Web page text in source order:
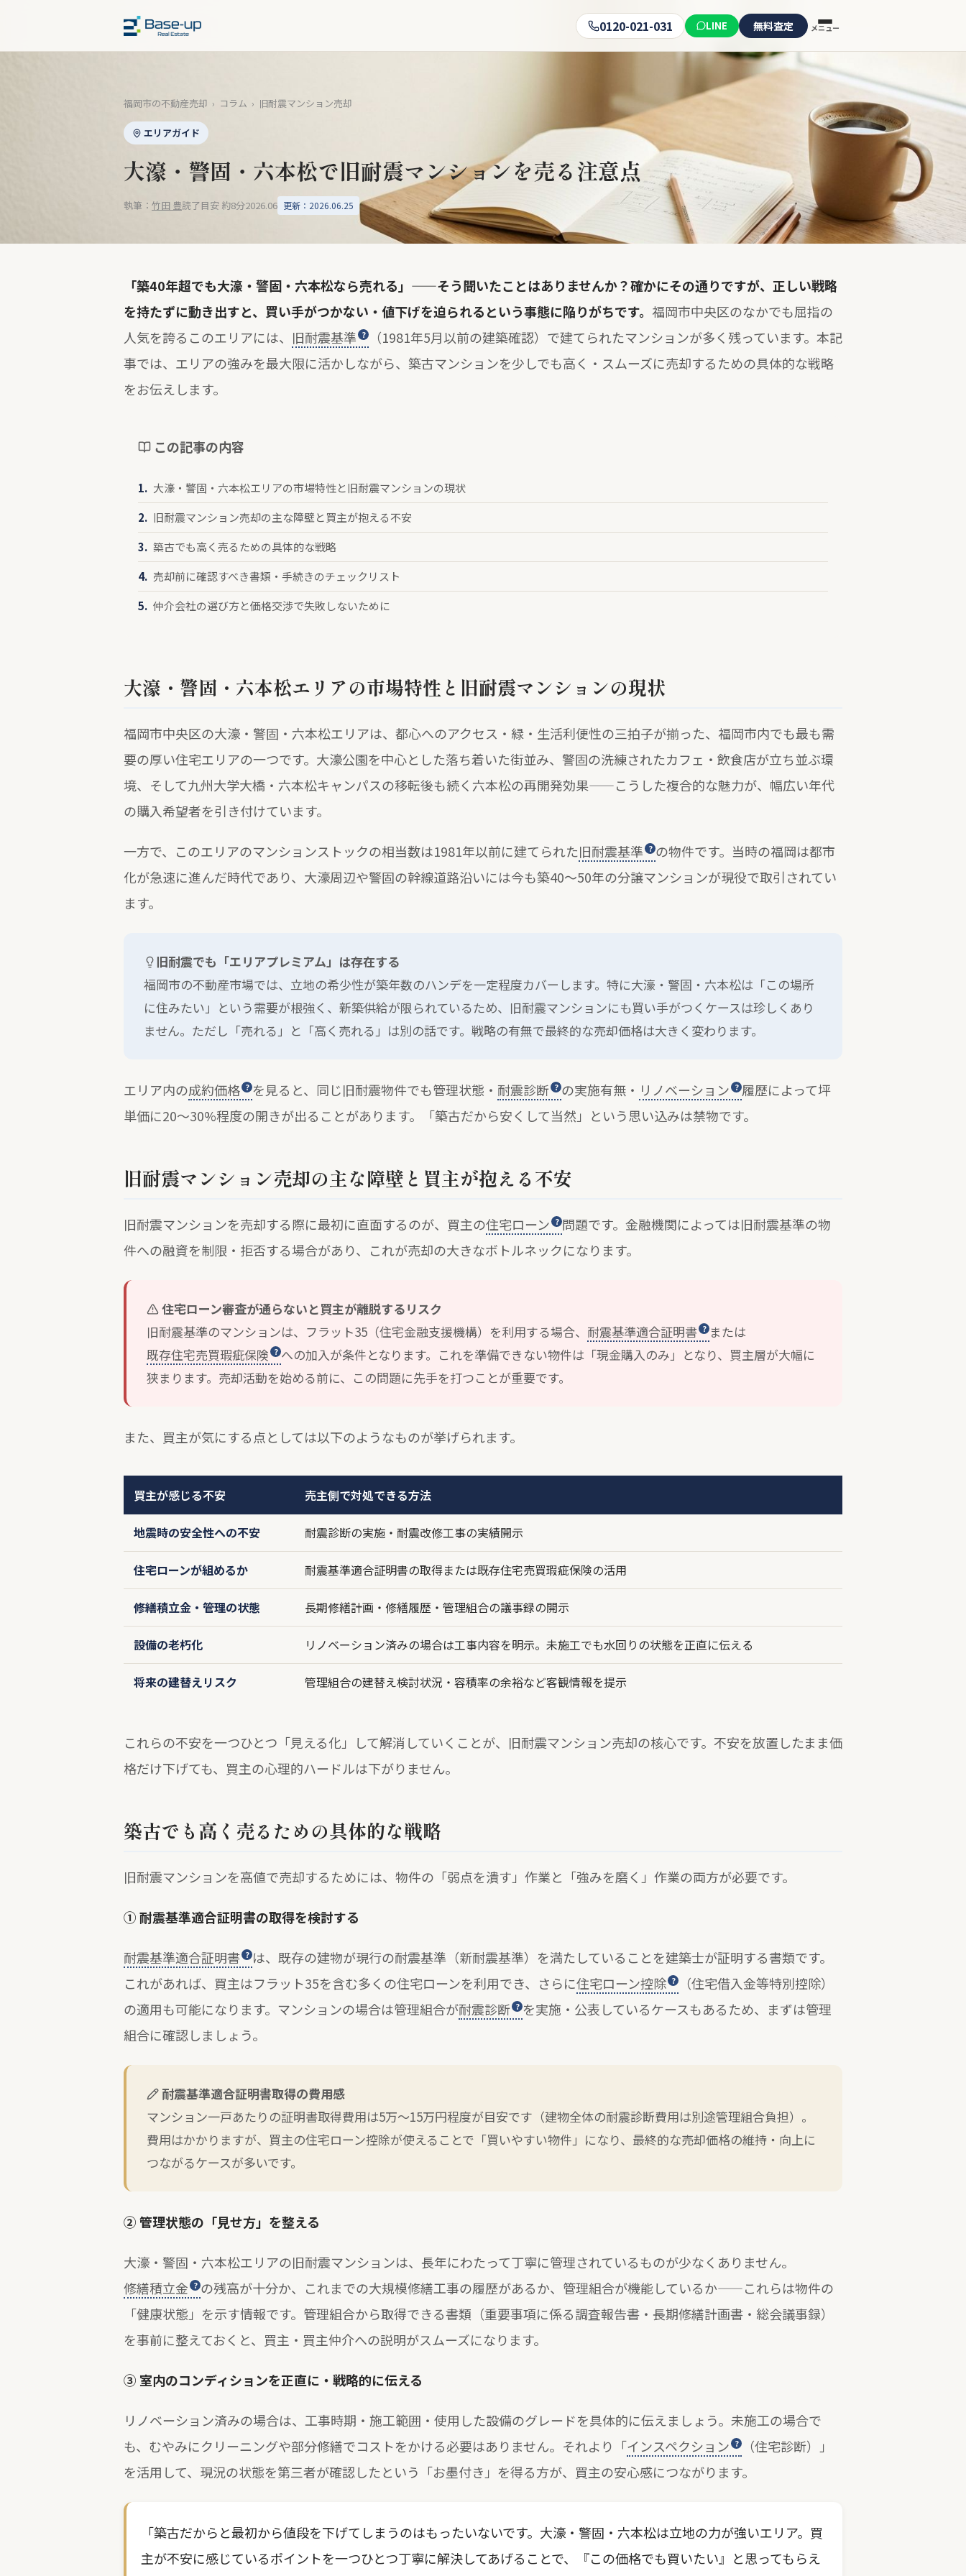
0120-021-031 LINE 無料査定 メニュー
福岡市の不動産売却 › コラム › 旧耐震マンション売却
エリアガイド
大濠・警固・六本松で旧耐震マンションを売る注意点
執筆： 竹田 豊読了目安 約8分2026.06 更新：2026.06.25
「築40年超でも大濠・警固・六本松なら売れる」——そう聞いたことはありませんか？確かにその通りですが、正しい戦略
を持たずに動き出すと、買い手がつかない・値下げを迫られるという事態に陥りがちです。 福岡市中央区のなかでも屈指の
人気を誇るこのエリアには、 旧耐震基準
（1981年5月以前の建築確認）で建てられたマンションが多く残っています。本記
事では、エリアの強みを最大限に活かしながら、築古マンションを少しでも高く・スムーズに売却するための具体的な戦略
をお伝えします。
この記事の内容
大濠・警固・六本松エリアの市場特性と旧耐震マンションの現状
旧耐震マンション売却の主な障壁と買主が抱える不安
築古でも高く売るための具体的な戦略
売却前に確認すべき書類・手続きのチェックリスト
仲介会社の選び方と価格交渉で失敗しないために
大濠・警固・六本松エリアの市場特性と旧耐震マンションの現状
福岡市中央区の大濠・警固・六本松エリアは、都心へのアクセス・緑・生活利便性の三拍子が揃った、福岡市内でも最も需
要の厚い住宅エリアの一つです。大濠公園を中心とした落ち着いた街並み、警固の洗練されたカフェ・飲食店が立ち並ぶ環
境、そして九州大学大橋・六本松キャンパスの移転後も続く六本松の再開発効果——こうした複合的な魅力が、幅広い年代
の購入希望者を引き付けています。
一方で、このエリアのマンションストックの相当数は1981年以前に建てられた旧耐震基準
の物件です。当時の福岡は都市
化が急速に進んだ時代であり、大濠周辺や警固の幹線道路沿いには今も築40〜50年の分譲マンションが現役で取引されてい
ます。
旧耐震でも「エリアプレミアム」は存在する
福岡市の不動産市場では、立地の希少性が築年数のハンデを一定程度カバーします。特に大濠・警固・六本松は「この場所
に住みたい」という需要が根強く、新築供給が限られているため、旧耐震マンションにも買い手がつくケースは珍しくあり
ません。ただし「売れる」と「高く売れる」は別の話です。戦略の有無で最終的な売却価格は大きく変わります。
エリア内の成約価格 を見ると、同じ旧耐震物件でも管理状態・ 耐震診断 の実施有無・ リノベーション
履歴によって坪
単価に20〜30%程度の開きが出ることがあります。「築古だから安くして当然」という思い込みは禁物です。
旧耐震マンション売却の主な障壁と買主が抱える不安
旧耐震マンションを売却する際に最初に直面するのが、買主の住宅ローン
問題です。金融機関によっては旧耐震基準の物
件への融資を制限・拒否する場合があり、これが売却の大きなボトルネックになります。
住宅ローン審査が通らないと買主が離脱するリスク
旧耐震基準のマンションは、フラット35（住宅金融支援機構）を利用する場合、 耐震基準適合証明書
または
既存住宅売買瑕疵保険
への加入が条件となります。これを準備できない物件は「現金購入のみ」となり、買主層が大幅に
狭まります。売却活動を始める前に、この問題に先手を打つことが重要です。
また、買主が気にする点としては以下のようなものが挙げられます。
買主が感じる不安 売主側で対処できる方法
地震時の安全性への不安 耐震診断の実施・耐震改修工事の実績開示
住宅ローンが組めるか 耐震基準適合証明書の取得または既存住宅売買瑕疵保険の活用
修繕積立金・管理の状態 長期修繕計画・修繕履歴・管理組合の議事録の開示
設備の老朽化 リノベーション済みの場合は工事内容を明示。未施工でも水回りの状態を正直に伝える
将来の建替えリスク 管理組合の建替え検討状況・容積率の余裕など客観情報を提示
これらの不安を一つひとつ「見える化」して解消していくことが、旧耐震マンション売却の核心です。不安を放置したまま価
格だけ下げても、買主の心理的ハードルは下がりません。
築古でも高く売るための具体的な戦略
旧耐震マンションを高値で売却するためには、物件の「弱点を潰す」作業と「強みを磨く」作業の両方が必要です。
① 耐震基準適合証明書の取得を検討する
耐震基準適合証明書
は、既存の建物が現行の耐震基準（新耐震基準）を満たしていることを建築士が証明する書類です。
これがあれば、買主はフラット35を含む多くの住宅ローンを利用でき、さらに住宅ローン控除
（住宅借入金等特別控除）
の適用も可能になります。マンションの場合は管理組合が耐震診断
を実施・公表しているケースもあるため、まずは管理
組合に確認しましょう。
耐震基準適合証明書取得の費用感
マンション一戸あたりの証明書取得費用は5万〜15万円程度が目安です（建物全体の耐震診断費用は別途管理組合負担）。
費用はかかりますが、買主の住宅ローン控除が使えることで「買いやすい物件」になり、最終的な売却価格の維持・向上に
つながるケースが多いです。
② 管理状態の「見せ方」を整える
大濠・警固・六本松エリアの旧耐震マンションは、長年にわたって丁寧に管理されているものが少なくありません。
修繕積立金
の残高が十分か、これまでの大規模修繕工事の履歴があるか、管理組合が機能しているか——これらは物件の
「健康状態」を示す情報です。管理組合から取得できる書類（重要事項に係る調査報告書・長期修繕計画書・総会議事録）
を事前に整えておくと、買主・買主仲介への説明がスムーズになります。
③ 室内のコンディションを正直に・戦略的に伝える
リノベーション済みの場合は、工事時期・施工範囲・使用した設備のグレードを具体的に伝えましょう。未施工の場合で
も、むやみにクリーニングや部分修繕でコストをかける必要はありません。それより「インスペクション
（住宅診断）」
を活用して、現況の状態を第三者が確認したという「お墨付き」を得る方が、買主の安心感につながります。
「築古だからと最初から値段を下げてしまうのはもったいないです。大濠・警固・六本松は立地の力が強いエリア。買
主が不安に感じているポイントを一つひとつ丁寧に解決してあげることで、『この価格でも買いたい』と思ってもらえ